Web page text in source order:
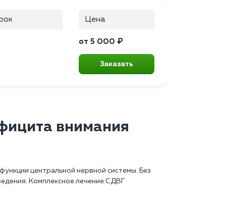
Цена
от 5 000 ₽
Заказать
внимания
центральной нервной системы. Без
Комплексное лечение СДВГ